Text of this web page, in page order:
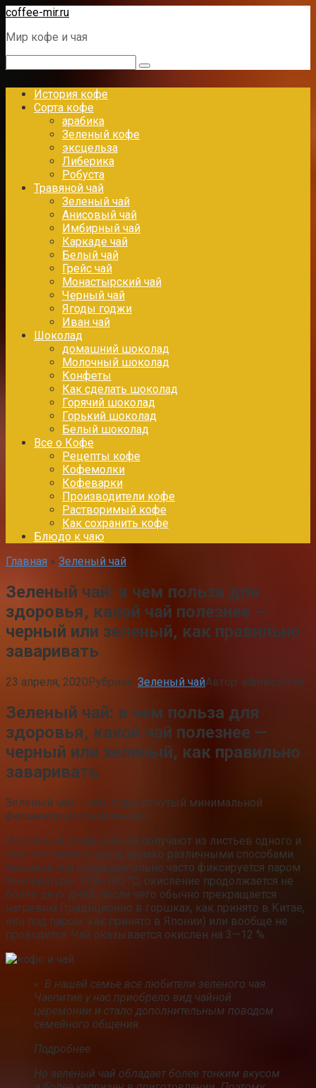
Перейти
контенту
coffee-mir.ru
Мир кофе и чая
История кофе
Сорта кофе
арабика
Зеленый кофе
эксцельза
Либерика
Робуста
Травяной чай
Зеленый чай
Анисовый чай
Имбирный чай
Каркаде чай
Белый чай
Грейс чай
Монастырский чай
Черный чай
Ягоды годжи
Иван чай
Шоколад
домашний шоколад
Молочный шоколад
Конфеты
Как сделать шоколад
Горячий шоколад
Горький шоколад
Белый шоколад
Все о Кофе
Рецепты кофе
Кофемолки
Кофеварки
Производители кофе
Растворимый кофе
Как сохранить кофе
Блюдо к чаю
Главная » Зеленый чай
Зеленый чай: в чем польза для
здоровья, какой чай полезнее —
черный или зеленый, как правильно
заваривать
23 апреля, 2020Рубрика: Зеленый чайАвтор: admincoffee
Зеленый чай: в чем польза для
здоровья, какой чай полезнее —
черный или зеленый, как правильно
заваривать
Зелёный чай — чай, подвергнутый минимальной
ферментации (окислению).
И зелёный, и чёрный чай получают из листьев одного и
того же чайного куста, однако различными способами.
Зелёный чай предварительно часто фиксируется паром
температуры 170—180 °C; окисление продолжается не
более двух дней, после чего обычно прекращается
нагревом (традиционно в горшках, как принято в Китае,
или под паром, как принято в Японии) или вообще не
проводится. Чай оказывается окислен на 3—12 %.
«. В нашей семье все любители зеленого чая.
Чаепитие у нас приобрело вид чайной
церемонии и стало дополнительным поводом
семейного общения.
Подробнее.
Но зеленый чай обладает более тонким вкусом